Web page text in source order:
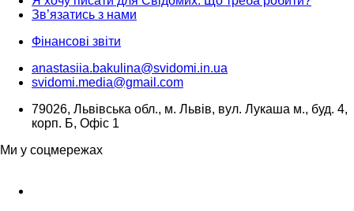
Зв’язатись з нами
Фінансові звіти
anastasiia.bakulina@svidomi.in.ua
svidomi.media@gmail.com
79026, Львівська обл., м. Львів, вул. Лукаша м., буд. 4,
корп. Б, Офіс 1
Ми у соцмережах